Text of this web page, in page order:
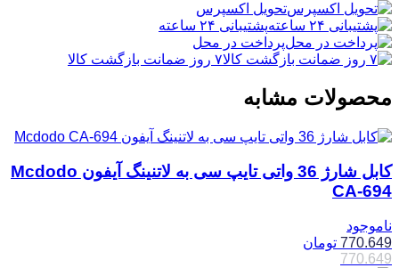
تحویل اکسپرس
پشتیبانی ۲۴ ساعته
پرداخت در محل
۷ روز ضمانت بازگشت کالا
محصولات مشابه
کابل شارژ 36 واتی تایپ سی به لاتنینگ آیفون Mcdodo
CA-694
ناموجود
770.649 تومان
770.649